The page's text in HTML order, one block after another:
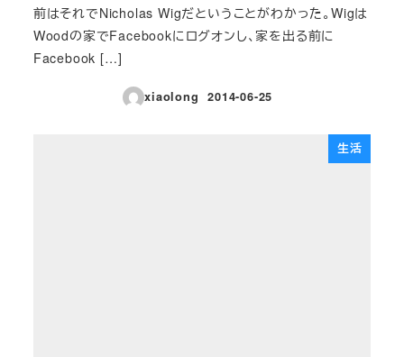
前はそれでNicholas Wigだということがわかった。Wigは
Woodの家でFacebookにログオンし、家を出る前に
Facebook […]
xiaolong
投稿日
2014-06-25
生活